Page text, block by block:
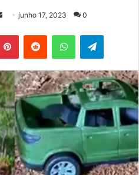
Mande
e-
junho 17, 2023 0
PinterestReddit WhatsAppTelegram